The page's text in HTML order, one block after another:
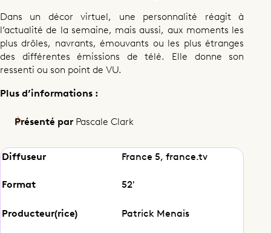
Dans un décor virtuel, une personnalité réagit à
l’actualité de la semaine, mais aussi, aux moments les
plus drôles, navrants, émouvants ou les plus étranges
des différentes émissions de télé. Elle donne son
ressenti ou son point de VU.
Plus d’informations :
Présenté parPascale Clark
Diffuseur France 5, france.tv
Format 52'
Producteur(rice) Patrick Menais